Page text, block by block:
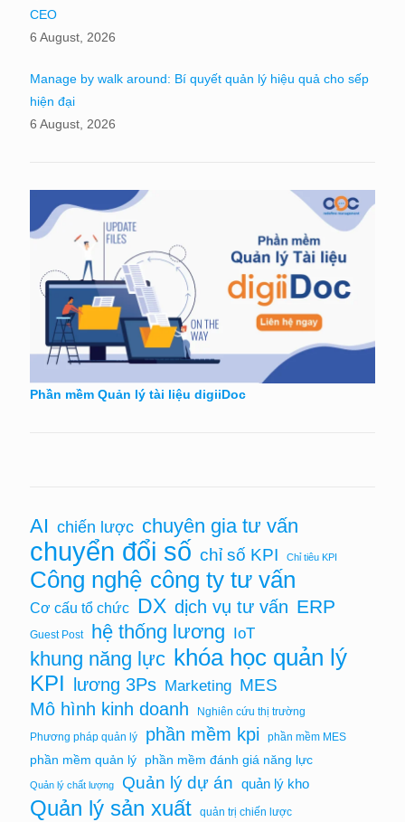
CEO
6 August, 2026
Manage by walk around: Bí quyết quản lý hiệu quả cho sếp
hiện đại
6 August, 2026
Phần mềm Quản lý tài liệu digiiDoc
AI chiến lược chuyên gia tư vấn
chuyển đổi số chỉ số KPI Chỉ tiêu KPI
Công nghệ công ty tư vấn
Cơ cấu tổ chức DX dịch vụ tư vấn ERP
Guest Post hệ thống lương IoT
khung năng lực khóa học quản lý
KPI lương 3Ps Marketing MES
Mô hình kinh doanh
Nghiên cứu thị trường
Phương pháp quản lý
phần mềm kpi phần mềm MES
phần mềm quản lý phần mềm đánh giá năng lực
Quản lý chất lượng Quản lý dự án quản lý kho
Quản lý sản xuất quản trị chiến lược